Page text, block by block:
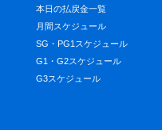
本日の払戻金一覧
月間スケジュール
SG・PG1スケジュール
G1・G2スケジュール
G3スケジュール